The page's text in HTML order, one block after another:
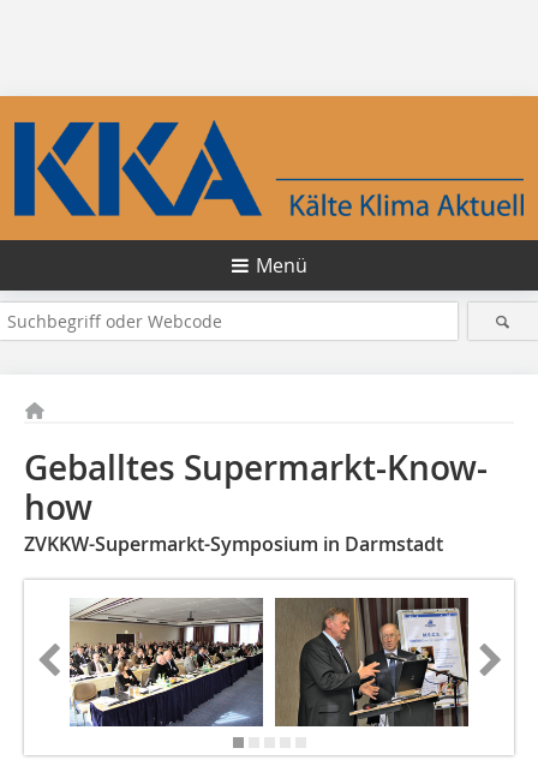
Menü
Geballtes Supermarkt-Know-
how
ZVKKW-Supermarkt-Symposium in Darmstadt